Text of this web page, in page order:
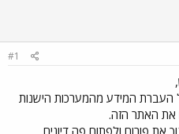
#1
העברת המידע מהמערכות הישנות
את האתר הזה.
את פורום ולפתוח פה דיונים